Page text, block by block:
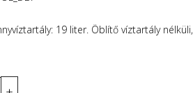
19 liter. Öblítő víztartály nélküli,